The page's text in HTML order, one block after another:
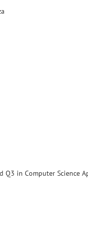
Q3 in Computer Science